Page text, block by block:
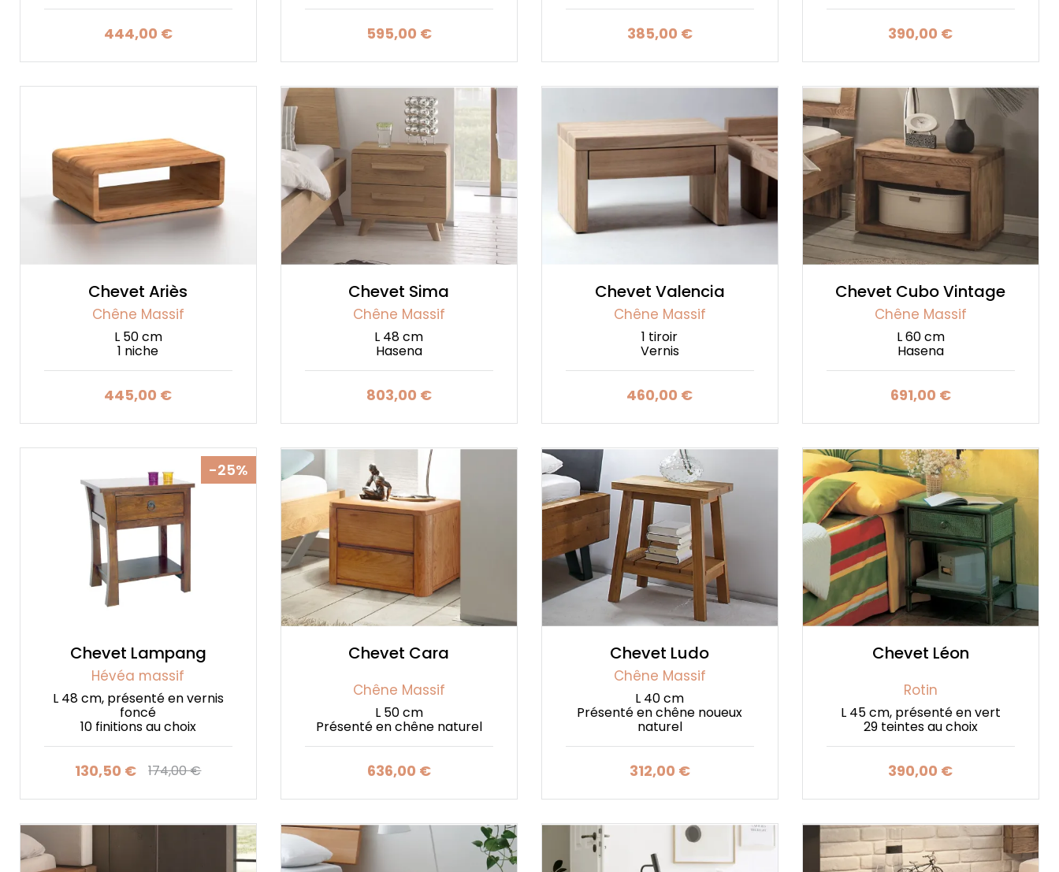
Prix
444,00 € Prix
595,00 € Prix
385,00 € Prix
390,00 €
Chevet Ariès
Chêne Massif
L 50 cm
1 niche
Prix
445,00 €
Chevet Sima
Chêne Massif
L 48 cm
Hasena
Prix
803,00 €
Chevet Valencia
Chêne Massif
1 tiroir
Vernis
Prix
460,00 €
Chevet Cubo Vintage
Chêne Massif
L 60 cm
Hasena
Prix
691,00 €
-25%
Chevet Lampang
Hévéa massif
L 48 cm, présenté en vernis
foncé
10 finitions au choix
Prix
130,50 € Prix de base
174,00 €
Chevet Cara
Chêne Massif
L 50 cm
Présenté en chêne naturel
Prix
636,00 €
Chevet Ludo
Chêne Massif
L 40 cm
Présenté en chêne noueux
naturel
Prix
312,00 €
Chevet Léon
Rotin
L 45 cm, présenté en vert
29 teintes au choix
Prix
390,00 €